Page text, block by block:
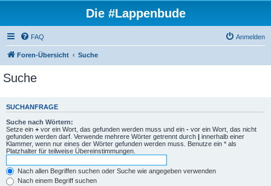
Die #Lappenbude
FAQ Anmelden
Foren-Übersicht Suche
Suche
SUCHANFRAGE
Suche nach Wörtern:
Setze ein + vor ein Wort, das gefunden werden muss und ein - vor ein Wort, das nicht
gefunden werden darf. Verwende mehrere Wörter getrennt durch | innerhalb einer
Klammer, wenn nur eines der Wörter gefunden werden muss. Benutze ein * als
Platzhalter für teilweise Übereinstimmungen.
Nach allen Begriffen suchen oder Suche wie angegeben verwenden
Nach einem Begriff suchen